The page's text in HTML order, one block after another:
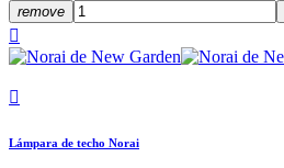
remove


Lámpara de techo Norai